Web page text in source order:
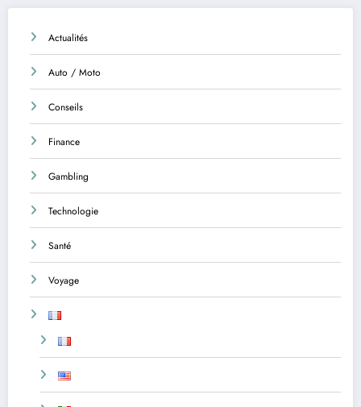
Actualités
Auto / Moto
Conseils
Finance
Gambling
Technologie
Santé
Voyage